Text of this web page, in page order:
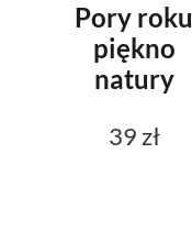
Pory roku
piękno
natury
39 zł